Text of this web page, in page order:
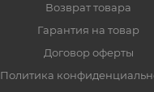
Возврат товара
Гарантия на товар
Договор оферты
Политика